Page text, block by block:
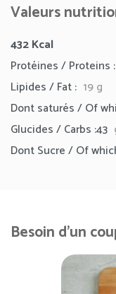
Valeurs
432Kcal
Protéines / Proteins :
Lipides / Fat : 19g
Dont saturés / Of
Glucides / Carbs :43
Dont Sucre / Of
Besoin d'un